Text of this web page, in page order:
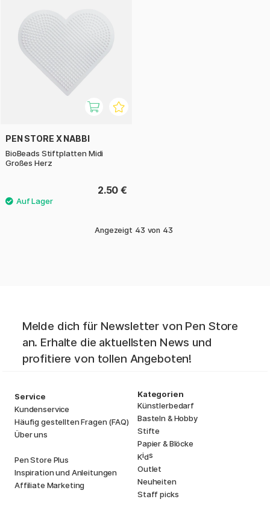
PEN STORE X NABBI
BioBeads Stiftplatten Midi
Großes Herz
2.50 €
Angezeigt 43 von 43
Melde dich für Newsletter von Pen Store
an. Erhalte die aktuellsten News und
profitiere von tollen Angeboten!
Service
Kundenservice
Häufig gestellten Fragen (FAQ)
Über uns
Pen Store Plus
Inspiration und Anleitungen
Affiliate Marketing
Kategorien
Künstlerbedarf
Basteln & Hobby
Stifte
Papier & Blöcke
Kids
Outlet
Neuheiten
Staff picks